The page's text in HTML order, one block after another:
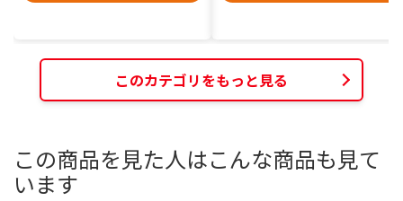
このカテゴリをもっと見る
この商品を見た人はこんな商品も見て
います